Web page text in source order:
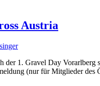
Austria
1. Gravel Day
(nur für Mitglieder